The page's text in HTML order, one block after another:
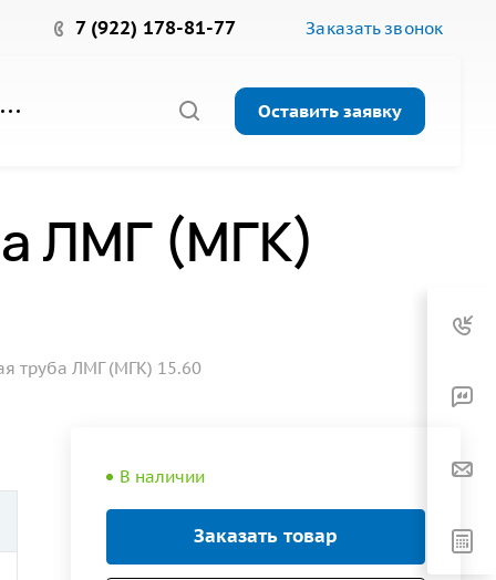
7 (922) 178-81-77 Заказать звонок
Оставить заявку
ЛМГ (МГК)
труба ЛМГ (МГК) 15.60
В наличии
Заказать товар